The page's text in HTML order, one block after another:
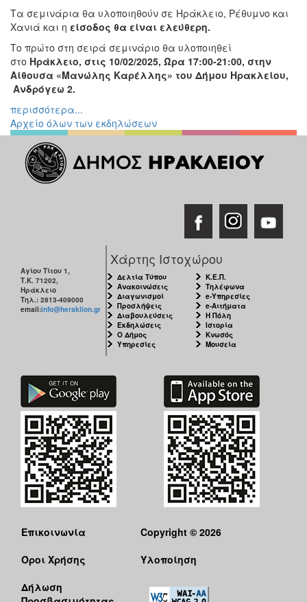
Τα σεμινάρια θα υλοποιηθούν σε Ηράκλειο, Ρέθυμνο και
Χανιά και η είσοδος θα είναι ελεύθερη.
Το πρώτο στη σειρά σεμινάριο θα υλοποιηθεί
στο Ηράκλειο, στις 10/02/2025, Ώρα 17:00-21:00, στην
Αίθουσα «Μανώλης Καρέλλης» του Δήμου Ηρακλείου,
Ανδρόγεω 2.
περισσότερα...
Αρχείο όλων των εκδηλώσεων
Αγίου Τίτου 1,
Τ.Κ. 71202,
Ηράκλειο
Τηλ.: 2813-409000
email:info@heraklion.gr
Χάρτης Ιστοχώρου
Δελτία Τύπου
Ανακοινώσεις
Διαγωνισμοί
Προσλήψεις
Διαβουλεύσεις
Εκδηλώσεις
Ο Δήμος
Υπηρεσίες
Κ.Ε.Π.
Τηλέφωνα
e-Υπηρεσίες
e-Αιτήματα
Η Πόλη
Ιστορία
Κνωσός
Μουσεία
Επικοινωνία
Όροι Χρήσης
Δήλωση
Copyright © 2026
Υλοποίηση